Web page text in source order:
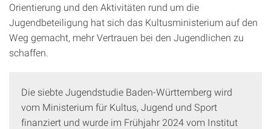
Orientierung und den Aktivitäten rund um die
Jugendbeteiligung hat sich das Kultusministerium auf den
Weg gemacht, mehr Vertrauen bei den Jugendlichen zu
schaffen.
Die siebte Jugendstudie Baden-Württemberg wird
vom Ministerium für Kultus, Jugend und Sport
finanziert und wurde im Frühjahr 2024 vom Institut